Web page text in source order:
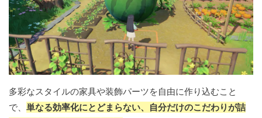
多彩なスタイルの家具や装飾パーツを自由に作り込むこと
で、 単なる効率化にとどまらない、自分だけのこだわりが詰